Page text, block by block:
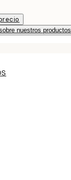
nuestros productos